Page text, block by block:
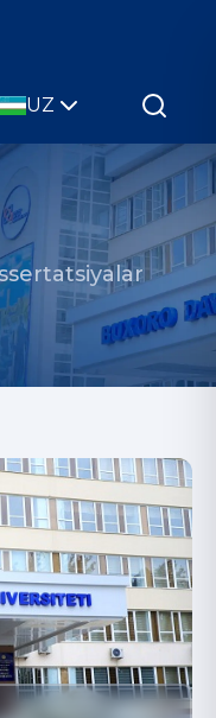
UZ